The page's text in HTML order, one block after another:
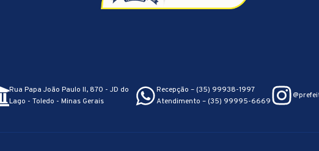
Rua Papa João Paulo II, 870 - JD do
Lago - Toledo - Minas Gerais
Recepção – (35) 99938-1997
Atendimento – (35) 99995-6669